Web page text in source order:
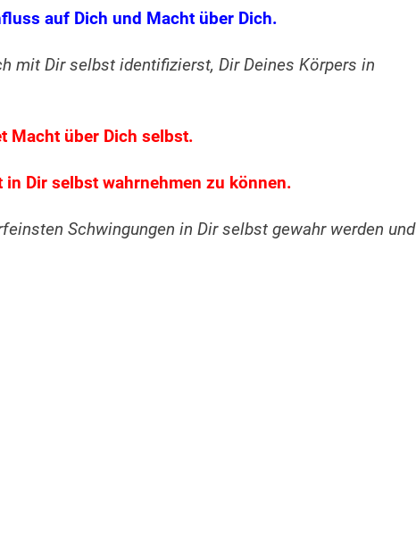
auf Dich und Macht über Dich.
mit Dir selbst identifizierst, Dir Deines Körpers in
Macht über Dich selbst.
in Dir selbst wahrnehmen zu können.
Schwingungen in Dir selbst gewahr werden und